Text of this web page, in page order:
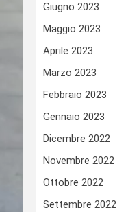
Giugno 2023
Maggio 2023
Aprile 2023
Marzo 2023
Febbraio 2023
Gennaio 2023
Dicembre 2022
Novembre 2022
Ottobre 2022
Settembre 2022